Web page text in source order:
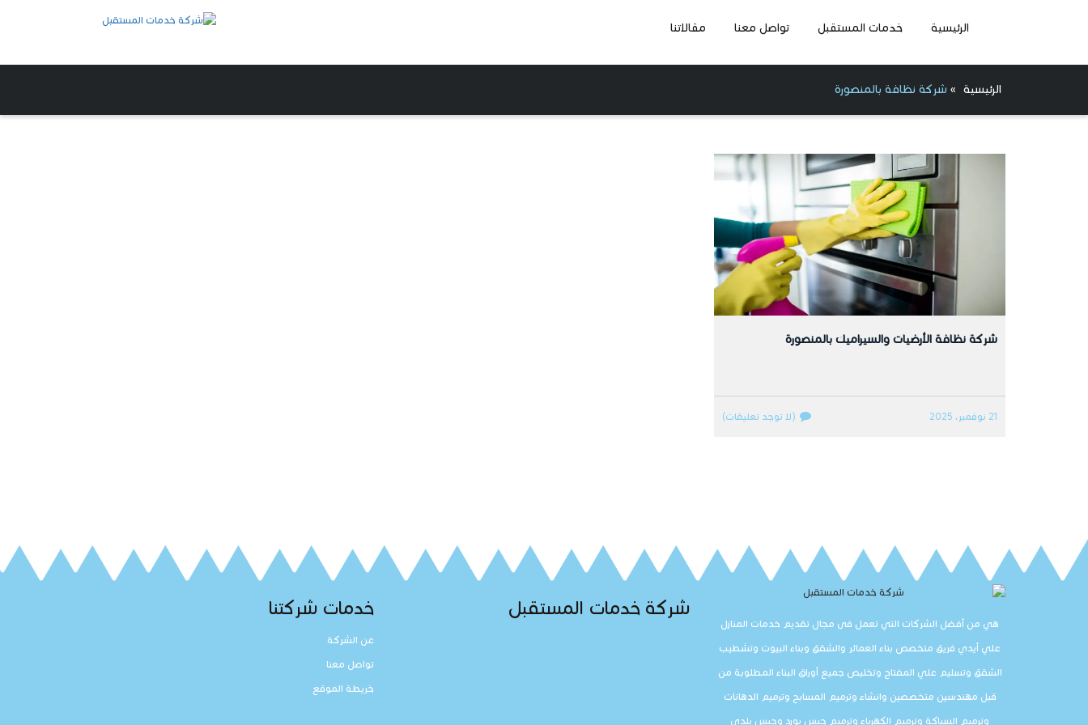
الرئيسية خدمات المستقبل تواصل معنا مقالاتنا
الرئيسية » شركة نظافة بالمنصورة
شركة نظافة الأرضيات والسيراميك بالمنصورة
21 نوفمبر، 2025 (لا توجد تعليقات)
هي من أفضل الشركات التي تعمل فى مجال تقديم خدمات المنازل
علي أيدي فريق متخصص بناء العمائر والشقق وبناء البيوت وتشطيب
الشقق وتسليم علي المفتاح وتخليص جميع أوراق البناء المطلوبة من
قبل مهندسين متخصصين وانشاء وترميم المسابح وترميم الدهانات
وترميم السباكة وترميم الكهرباء وترميم جبس بورد وجبس بلدي
شركة خدمات المستقبل خدمات شركتنا
عن الشركة
تواصل معنا
خريطة الموقع